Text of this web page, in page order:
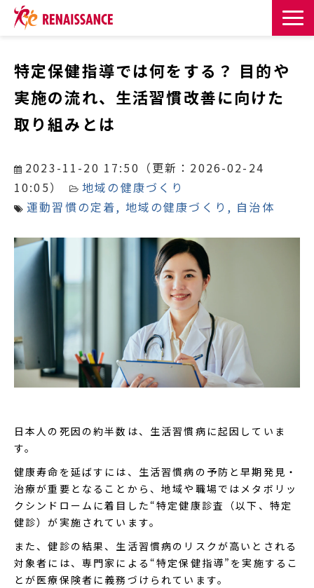
課題・目的からサービスを探す
導入事例
お知らせ
お役立ち記事一覧
お役立ち資料
特定保健指導では何をする？ 目的や
実施の流れ、生活習慣改善に向けた
取り組みとは
2023-11-20 17:50 （更新： 2026-02-24
10:05）
地域の健康づくり
運動習慣の定着
地域の健康づくり 自治体
日本人の死因の約半数は、生活習慣病に起因していま
す。
健康寿命を延ばすには、生活習慣病の予防と早期発見・
治療が重要となることから、地域や職場ではメタボリッ
クシンドロームに着目した“特定健康診査（以下、特定
健診）が実施されています。
また、健診の結果、生活習慣病のリスクが高いとされる
対象者には、専門家による“特定保健指導”を実施するこ
とが医療保険者に義務づけられています。